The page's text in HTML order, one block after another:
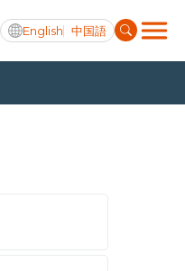
English 中国語